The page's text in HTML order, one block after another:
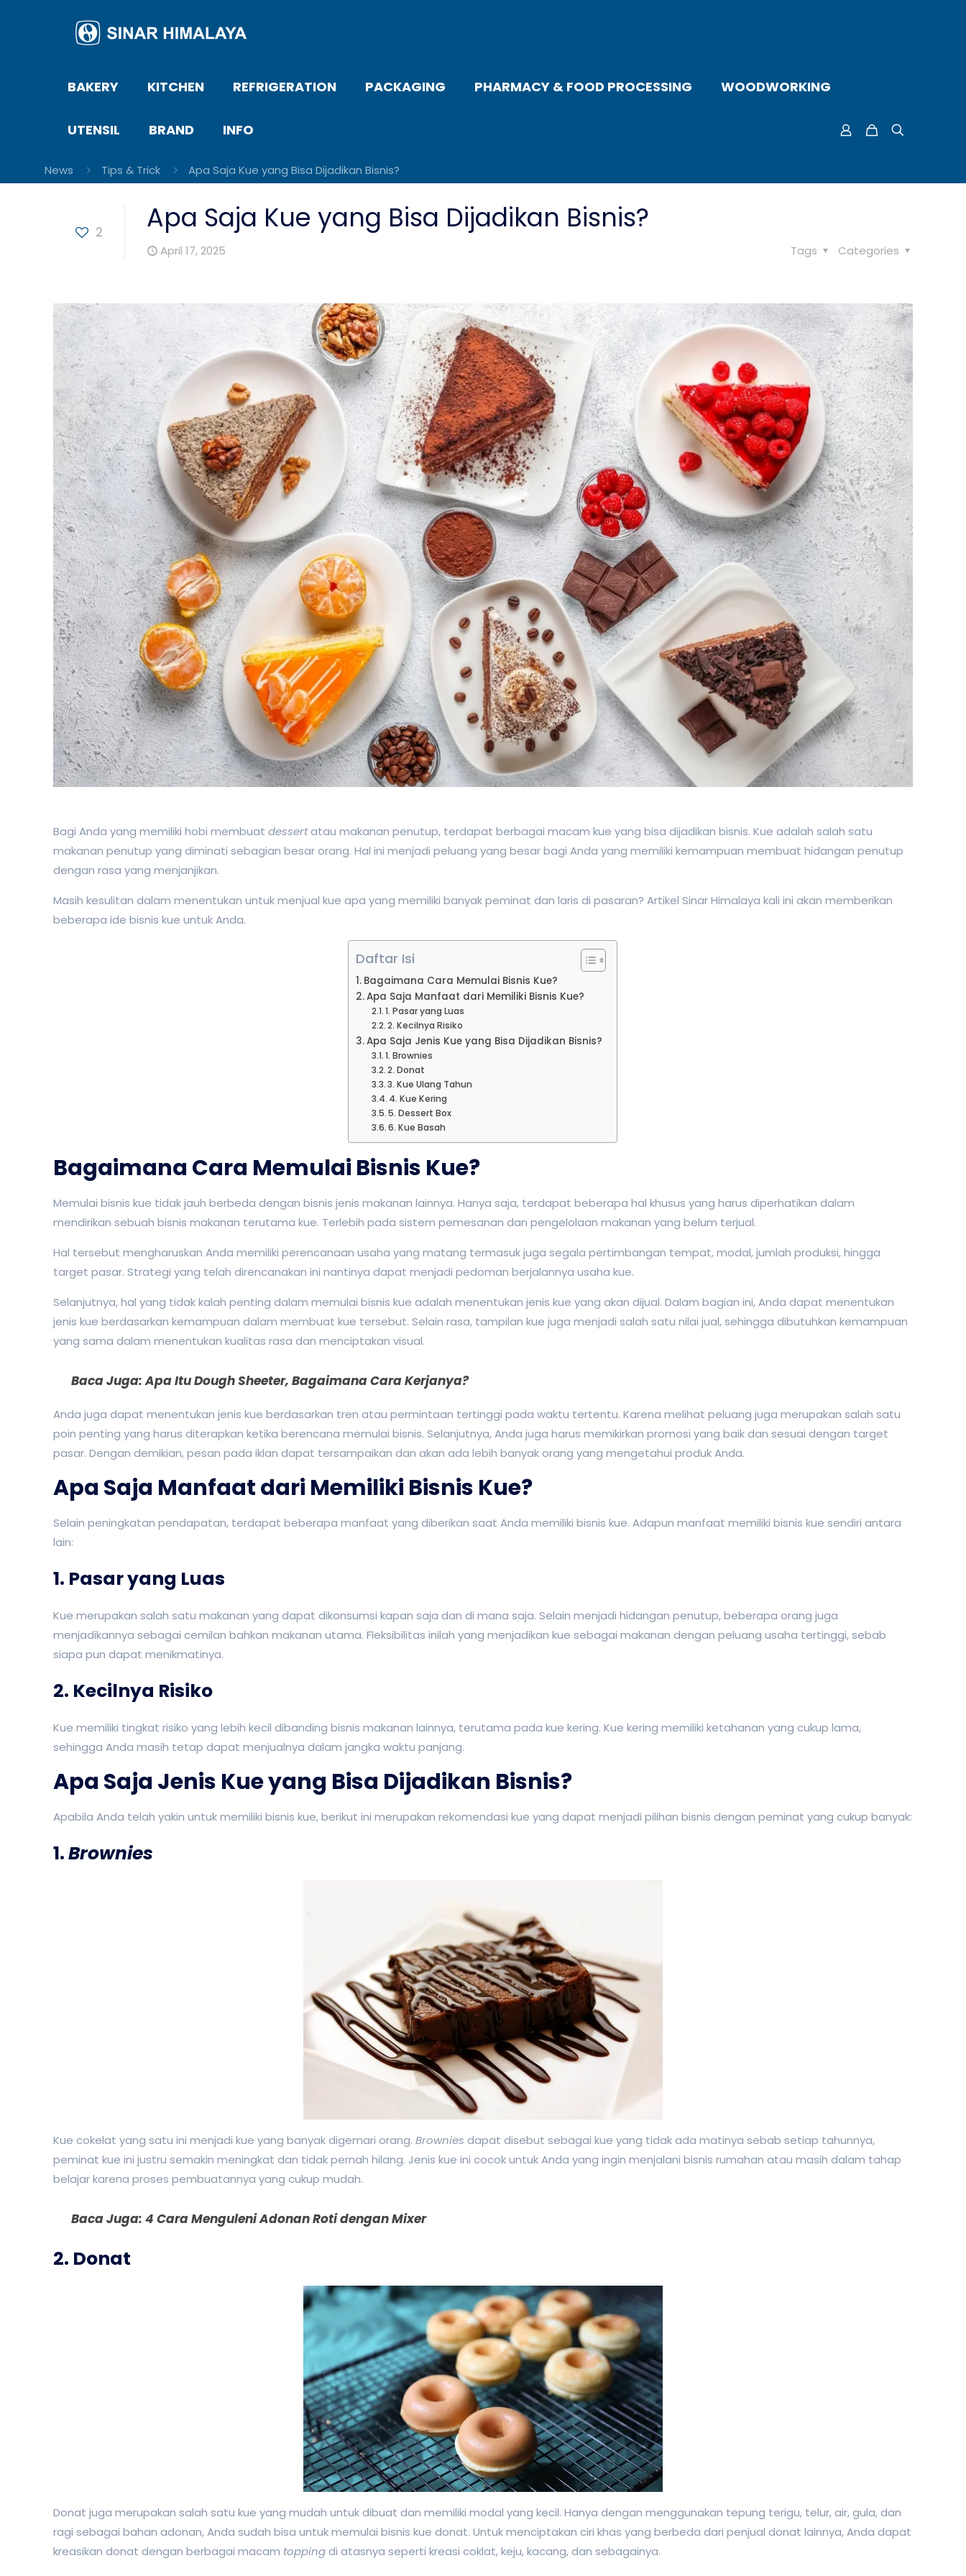
BAKERY KITCHEN REFRIGERATION PACKAGING PHARMACY & FOOD PROCESSING WOODWORKING
UTENSIL BRAND INFO
News Tips & Trick Apa Saja Kue yang Bisa Dijadikan Bisnis?
2 Apa Saja Kue yang Bisa Dijadikan Bisnis?
April 17, 2025 Categories
Tags
Bagi Anda yang memiliki hobi membuatdessertatau makanan penutup, terdapat berbagai macam kue yang bisa dijadikan bisnis. Kue adalah salah satu
makanan penutup yang diminati sebagian besar orang. Hal ini menjadi peluang yang besar bagi Anda yang memiliki kemampuan membuat hidangan penutup
dengan rasa yang menjanjikan.
Masih kesulitan dalam menentukan untuk menjual kue apa yang memiliki banyak peminat dan laris di pasaran? Artikel Sinar Himalaya kali ini akan memberikan
beberapa ide bisnis kue untuk Anda.
Daftar Isi
Bagaimana Cara Memulai Bisnis Kue?
Apa Saja Manfaat dari Memiliki Bisnis Kue?
1. Pasar yang Luas
2. Kecilnya Risiko
Apa Saja Jenis Kue yang Bisa Dijadikan Bisnis?
1. Brownies
2. Donat
3. Kue Ulang Tahun
4. Kue Kering
5. Dessert Box
6. Kue Basah
Bagaimana Cara Memulai Bisnis Kue?
Memulai bisnis kue tidak jauh berbeda dengan bisnis jenis makanan lainnya. Hanya saja, terdapat beberapa hal khusus yang harus diperhatikan dalam
mendirikan sebuah bisnis makanan terutama kue. Terlebih pada sistem pemesanan dan pengelolaan makanan yang belum terjual.
Hal tersebut mengharuskan Anda memiliki perencanaan usaha yang matang termasuk juga segala pertimbangan tempat, modal, jumlah produksi, hingga
target pasar. Strategi yang telah direncanakan ini nantinya dapat menjadi pedoman berjalannya usaha kue.
Selanjutnya, hal yang tidak kalah penting dalam memulai bisnis kue adalah menentukan jenis kue yang akan dijual. Dalam bagian ini, Anda dapat menentukan
jenis kue berdasarkan kemampuan dalam membuat kue tersebut. Selain rasa, tampilan kue juga menjadi salah satu nilai jual, sehingga dibutuhkan kemampuan
yang sama dalam menentukan kualitas rasa dan menciptakan visual.
Baca Juga:Apa Itu Dough Sheeter, Bagaimana Cara Kerjanya?
Anda juga dapat menentukan jenis kue berdasarkan tren atau permintaan tertinggi pada waktu tertentu. Karena melihat peluang juga merupakan salah satu
poin penting yang harus diterapkan ketika berencana memulai bisnis. Selanjutnya, Anda juga harus memikirkan promosi yang baik dan sesuai dengan target
pasar. Dengan demikian, pesan pada iklan dapat tersampaikan dan akan ada lebih banyak orang yang mengetahui produk Anda.
Apa Saja Manfaat dari Memiliki Bisnis Kue?
Selain peningkatan pendapatan, terdapat beberapa manfaat yang diberikan saat Anda memiliki bisnis kue. Adapun manfaat memiliki bisnis kue sendiri antara
lain:
1. Pasar yang Luas
Kue merupakan salah satu makanan yang dapat dikonsumsi kapan saja dan di mana saja. Selain menjadi hidangan penutup, beberapa orang juga
menjadikannya sebagai cemilan bahkan makanan utama. Fleksibilitas inilah yang menjadikan kue sebagai makanan dengan peluang usaha tertinggi, sebab
siapa pun dapat menikmatinya.
2. Kecilnya Risiko
Kue memiliki tingkat risiko yang lebih kecil dibanding bisnis makanan lainnya, terutama pada kue kering. Kue kering memiliki ketahanan yang cukup lama,
sehingga Anda masih tetap dapat menjualnya dalam jangka waktu panjang.
Apa Saja Jenis Kue yang Bisa Dijadikan Bisnis?
Apabila Anda telah yakin untuk memiliki bisnis kue, berikut ini merupakan rekomendasi kue yang dapat menjadi pilihan bisnis dengan peminat yang cukup banyak:
1.Brownies
Kue cokelat yang satu ini menjadi kue yang banyak digemari orang.Browniesdapat disebut sebagai kue yang tidak ada matinya sebab setiap tahunnya,
peminat kue ini justru semakin meningkat dan tidak pernah hilang. Jenis kue ini cocok untuk Anda yang ingin menjalani bisnis rumahan atau masih dalam tahap
belajar karena proses pembuatannya yang cukup mudah.
Baca Juga:4 Cara Menguleni Adonan Roti dengan Mixer
2. Donat
Donat juga merupakan salah satu kue yang mudah untuk dibuat dan memiliki modal yang kecil. Hanya dengan menggunakan tepung terigu, telur, air, gula, dan
ragi sebagai bahan adonan, Anda sudah bisa untuk memulai bisnis kue donat. Untuk menciptakan ciri khas yang berbeda dari penjual donat lainnya, Anda dapat
kreasikan donat dengan berbagai macam toppingdi atasnya seperti kreasi coklat, keju, kacang, dan sebagainya.